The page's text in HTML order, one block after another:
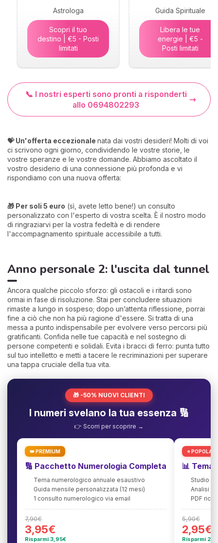
Astrologa
Scopri il tuo
destino | €5 - Posti
limitati
Guida Spirituale
Libera le tue
energie | €5 -
Posti limitati
📞 I nostri esperti sono pronti a risponderti
allo 0694802293
💝 Un'offerta eccezionale nata dai vostri desideri! Molti di voi
ci scrivono ogni giorno, condividendo le vostre storie, le
vostre speranze e le vostre domande. Abbiamo ascoltato il
vostro desiderio di una connessione più profonda e vi
rispondiamo con una nuova offerta:
🎁 Per soli 5 euro (sì, avete letto bene!) un consulto
personalizzato con l'esperto di vostra scelta. È il nostro modo
di ringraziarvi per la vostra fedeltà e di rendere
l'accompagnamento spirituale accessibile a tutti.
Anno personale 2: l'uscita dal tunnel
Ancora qualche piccolo sforzo: gli ostacoli e i ritardi sono
ormai in fase di risoluzione. Stai per concludere situazioni
rimaste a lungo in sospeso; dopo un’attenta riflessione, porrai
fine a ciò che non ha più ragione d'essere. Si tratta di una
messa a punto indispensabile per evolvere verso percorsi più
gratificanti. Confida nelle tue capacità e nel sostegno di
persone competenti e solidali. Evita i bracci di ferro: punta tutto
sul tuo intelletto e metti a tacere le recriminazioni per superare
una tappa cruciale della tua vita.
🎁 -50% NUOVI CLIENTI
I numeri svelano la tua essenza 🔢
👉 Scorri per scoprire →
👑 PREMIUM
🔢 Pacchetto Numerologia Completa
Tema numerologico annuale esaustivo
Guida mensile personalizzata (12 mesi)
1 consulto numerologico via email
7,90€
3,95€
Risparmi 3,95€
⭐
📊 Tema
Studio
Analisi
PDF
5,90€
2,95€
Risparmi